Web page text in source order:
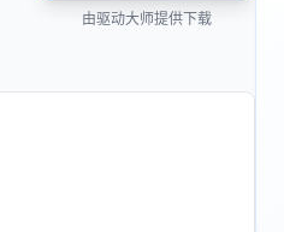
由驱动大师提供下载